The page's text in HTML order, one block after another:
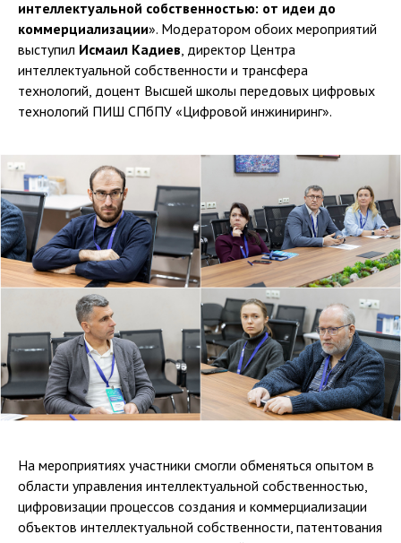
интеллектуальной собственностью: от идеи до
коммерциализации». Модератором обоих мероприятий
выступил Исмаил Кадиев , директор Центра
интеллектуальной собственности и трансфера
технологий, доцент Высшей школы передовых цифровых
технологий ПИШ СПбПУ «Цифровой инжиниринг».
На мероприятиях участники смогли обменяться опытом в
области управления интеллектуальной собственностью,
цифровизации процессов создания и коммерциализации
объектов интеллектуальной собственности, патентования